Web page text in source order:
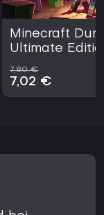
Minecraft
Ultimate
7,80 €
7,02 €